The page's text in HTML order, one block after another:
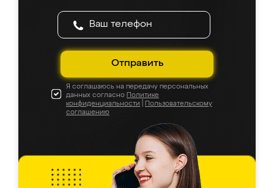
Отправить
Я соглашаюсь на передачу персональных
данных согласно Политике
конфиденциальности
Пользовательскому
соглашению